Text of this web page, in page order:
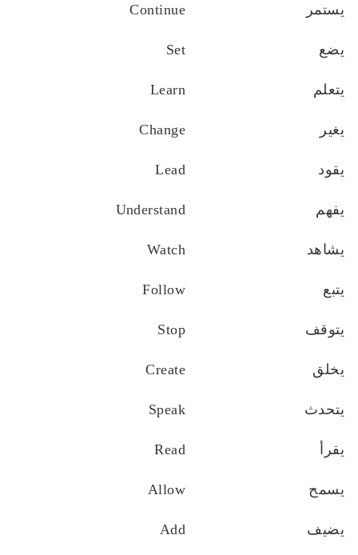
يستمر Continue
يضع Set
يتعلم Learn
يغير Change
يقود Lead
يفهم Understand
يشاهد Watch
يتبع Follow
يتوقف Stop
يخلق Create
يتحدث Speak
يقرأ Read
يسمح Allow
يضيف Add